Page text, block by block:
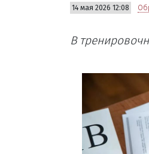
14 мая 2026 12:08
В